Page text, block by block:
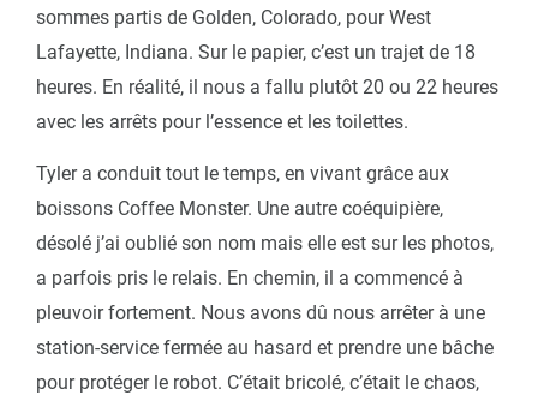
sommes partis de Golden, Colorado, pour West
Lafayette, Indiana. Sur le papier, c’est un trajet de 18
heures. En réalité, il nous a fallu plutôt 20 ou 22 heures
avec les arrêts pour l’essence et les toilettes.
Tyler a conduit tout le temps, en vivant grâce aux
boissons Coffee Monster. Une autre coéquipière,
désolé j’ai oublié son nom mais elle est sur les photos,
a parfois pris le relais. En chemin, il a commencé à
pleuvoir fortement. Nous avons dû nous arrêter à une
station-service fermée au hasard et prendre une bâche
pour protéger le robot. C’était bricolé, c’était le chaos,